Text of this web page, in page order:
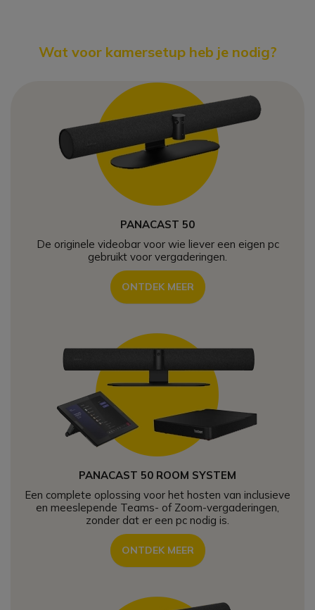
Wat voor kamersetup heb je nodig?
PANACAST 50
De originele videobar voor wie liever een eigen pc
gebruikt voor vergaderingen.
ONTDEK MEER
PANACAST 50 ROOM SYSTEM
Een complete oplossing voor het hosten van inclusieve
en meeslepende Teams- of Zoom-vergaderingen,
zonder dat er een pc nodig is.
ONTDEK MEER